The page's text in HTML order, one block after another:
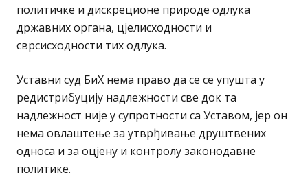
политичке и дискреционе природе одлука
државних органа, цјелисходности и
сврсисходности тих одлука.
Уставни суд БиХ нема право да се се упушта у
редистрибуцију надлежности све док та
надлежност није у супротности са Уставом, јер он
нема овлаштење за утврђивање друштвених
односа и за оцјену и контролу законодавне
политике.